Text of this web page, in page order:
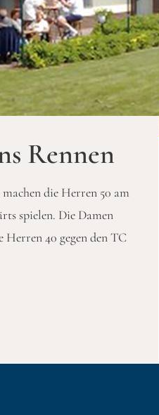
Rennen
die Herren 50 am
spielen. Die Damen
40 gegen den TC